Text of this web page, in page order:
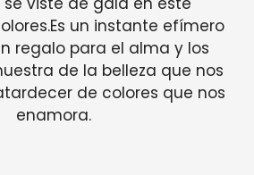
un instante efímero
regalo para el alma y los
de la belleza que nos
de colores que nos
enamora.